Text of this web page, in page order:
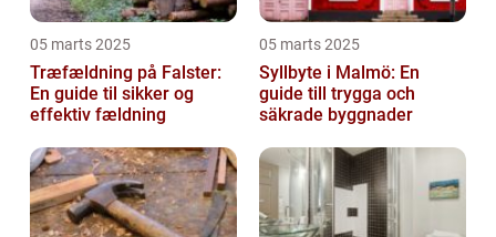
05 marts 2025
Træfældning på Falster:
En guide til sikker og
effektiv fældning
05 marts 2025
Syllbyte i Malmö: En
guide till trygga och
säkrade byggnader